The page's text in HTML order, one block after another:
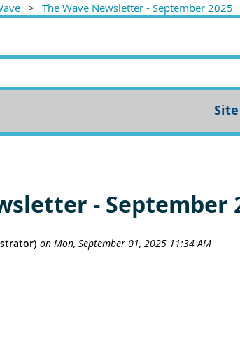
The Wave Newsletter - September 2025
- September